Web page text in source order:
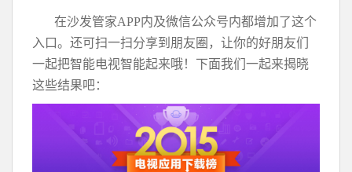
在沙发管家APP内及微信公众号内都增加了这个
入口。还可扫一扫分享到朋友圈，让你的好朋友们
一起把智能电视智能起来哦！下面我们一起来揭晓
这些结果吧：